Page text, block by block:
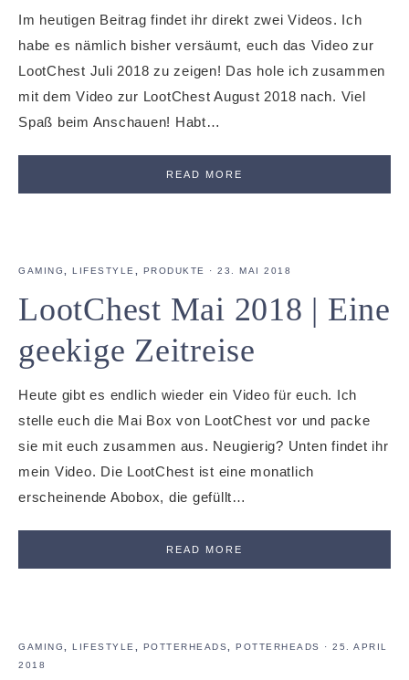
Im heutigen Beitrag findet ihr direkt zwei Videos. Ich
habe es nämlich bisher versäumt, euch das Video zur
LootChest Juli 2018 zu zeigen! Das hole ich zusammen
mit dem Video zur LootChest August 2018 nach. Viel
Spaß beim Anschauen! Habt…
READ MORE
GAMING, LIFESTYLE, PRODUKTE · 23. MAI 2018
LootChest Mai 2018 | Eine
geekige Zeitreise
Heute gibt es endlich wieder ein Video für euch. Ich
stelle euch die Mai Box von LootChest vor und packe
sie mit euch zusammen aus. Neugierig? Unten findet ihr
mein Video. Die LootChest ist eine monatlich
erscheinende Abobox, die gefüllt…
READ MORE
GAMING LIFESTYLE POTTERHEADS POTTERHEADS · 25. APRIL
2018